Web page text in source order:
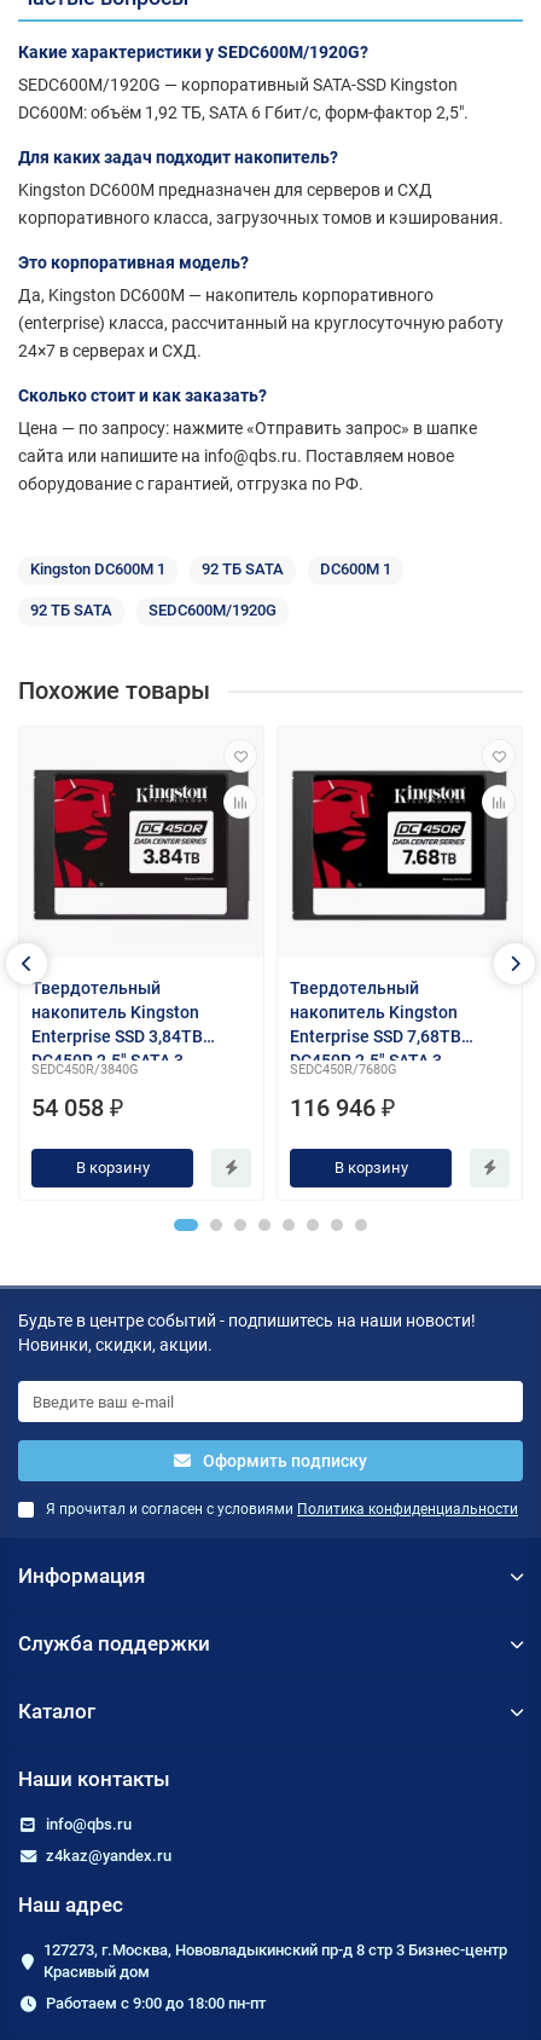
Какие характеристики у SEDC600M/1920G?
SEDC600M/1920G — корпоративный SATA-SSD Kingston
DC600M: объём 1,92 ТБ, SATA 6 Гбит/с, форм-фактор 2,5".
Для каких задач подходит накопитель?
Kingston DC600M предназначен для серверов и СХД
корпоративного класса, загрузочных томов и кэширования.
Это корпоративная модель?
Да, Kingston DC600M — накопитель корпоративного
(enterprise) класса, рассчитанный на круглосуточную работу
24×7 в серверах и СХД.
Сколько стоит и как заказать?
Цена — по запросу: нажмите «Отправить запрос» в шапке
сайта или напишите на info@qbs.ru. Поставляем новое
оборудование с гарантией, отгрузка по РФ.
Kingston DC600M 1 92 ТБ SATA DC600M 1
92 ТБ SATA SEDC600M/1920G
Похожие товары
Твердотельный
накопитель Kingston
Enterprise SSD 3,84TB
DC450R 2.5" SATA 3
MTBF 2М 99 000/26 000
Enterprise/Server) 3 years
SEDC450R/3840G
54 058 ₽
В корзину
Твердотельный
накопитель Kingston
Enterprise SSD 7,68TB
DC450R 2.5" SATA 3
MTBF 2М 99 000/19 000
Enterprise/Server) 3 years
SEDC450R/7680G
116 946 ₽
В корзину
Будьте в центре событий - подпишитесь на наши новости!
Новинки, скидки, акции.
Оформить подписку
Я прочитал и согласен с условиями Политика конфиденциальности
Информация
Служба поддержки
Каталог
Наши контакты
info@qbs.ru
z4kaz@yandex.ru
Наш адрес
127273, г.Москва, Нововладыкинский пр-д 8 стр 3 Бизнес-центр
Красивый дом
Работаем с 9:00 до 18:00 пн-пт